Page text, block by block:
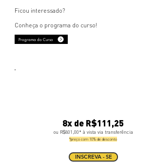
Ficou interessado?
Conheça o programa do curso!
Programa do Curso
8x de R$111,25
ou R$801,00* à vista via transferência
*preço com 10% de desconto
INSCREVA - SE